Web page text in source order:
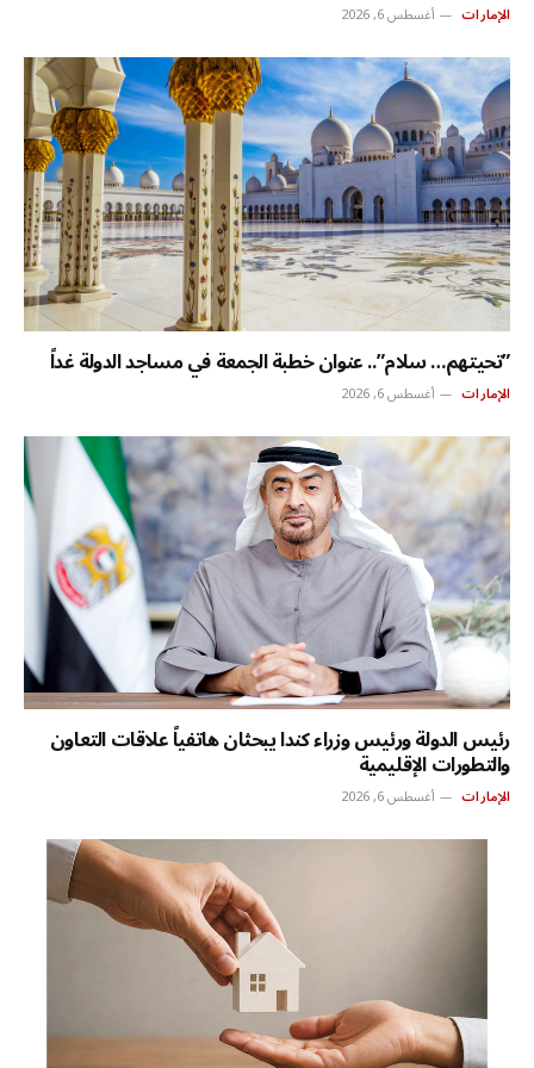
الإمارات أغسطس 6, 2026
‏”تحيتهم… سلام”.. عنوان خطبة الجمعة في مساجد الدولة غداً
الإمارات أغسطس 6, 2026
رئيس الدولة ورئيس وزراء كندا يبحثان هاتفياً علاقات التعاون
والتطورات الإقليمية
الإمارات أغسطس 6, 2026